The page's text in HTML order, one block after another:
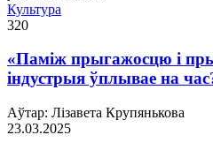
Культура
320
«Паміж прыгажосцю і
індустрыя ўплывае на
Аўтар: Лізавета Крупянькова
23.03.2025